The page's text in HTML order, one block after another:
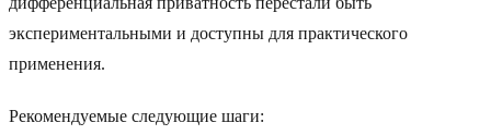
экспериментальными и доступны для практического
применения.
Рекомендуемые следующие шаги: